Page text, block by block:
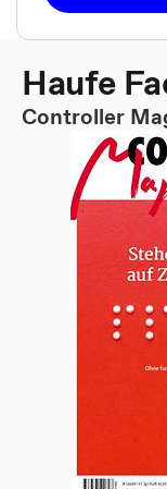
Haufe
Controller